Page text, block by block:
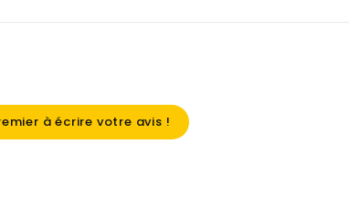
à écrire votre avis !